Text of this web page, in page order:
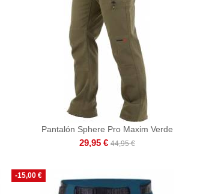
Pantalón Sphere Pro Maxim Verde
29,95 € 44,95 €
-15,00 €